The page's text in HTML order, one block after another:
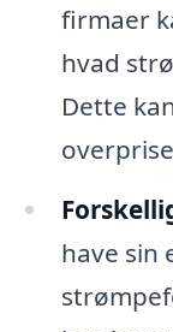
firmaer
hvad
Dette
have sin